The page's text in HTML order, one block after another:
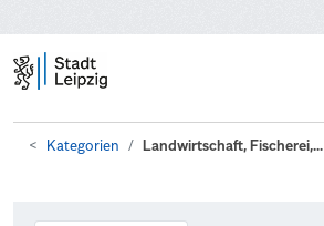
Kategorien Landwirtschaft, Fischerei,...